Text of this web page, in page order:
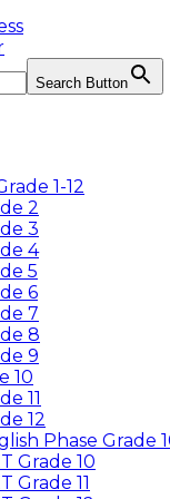
Search Button
1-12
2
3
4
5
6
7
8
9
10
11
12
Phase Grade
Grade 10
Grade 11